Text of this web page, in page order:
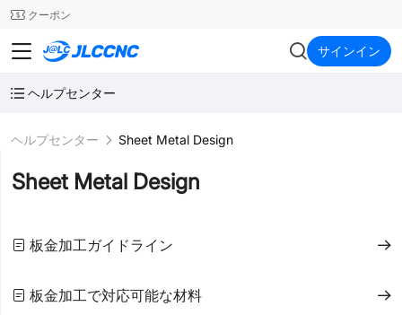
24SMT クーポン
JLCCNC サインイン
ヘルプセンター
ヘルプセンター Sheet Metal Design
Sheet Metal Design
板金加工ガイドライン
板金加工で対応可能な材料